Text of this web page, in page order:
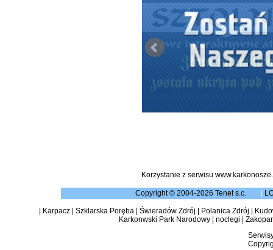
Korzystanie z serwisu
Copyright © 2004-2026 Tenet s.c.
Karpacz| Szklarska Poręba| Świeradów Zdrój Polanica Zdrój
Karkonwski Park Narodowy| noclegi